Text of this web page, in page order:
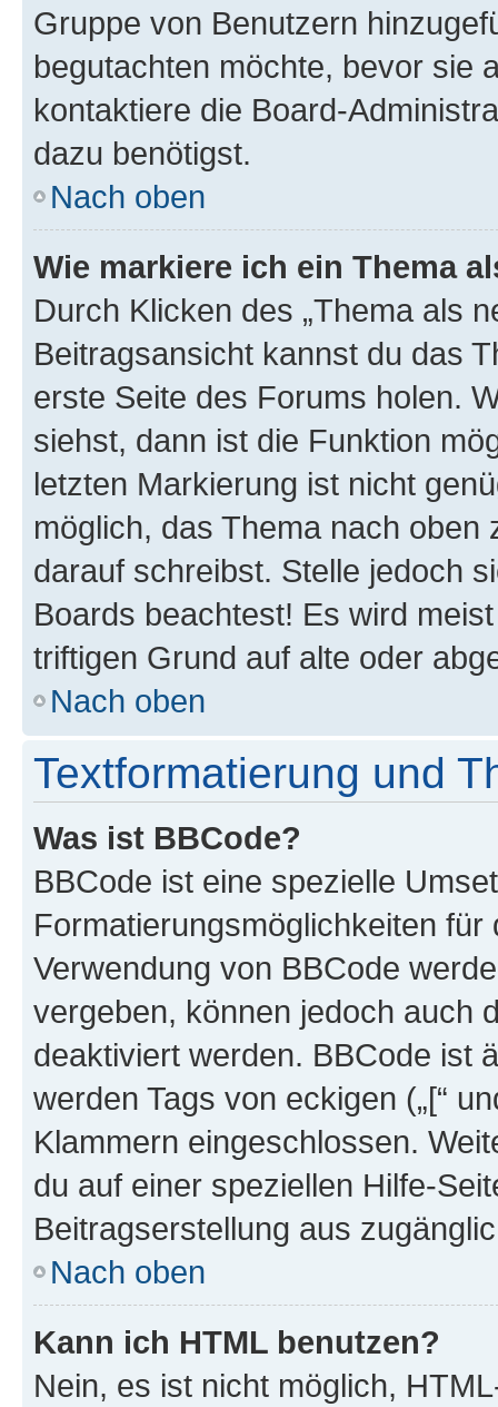
Gruppe von Benutzern
begutachten möchte, bevor sie
kontaktiere die Board-
dazu benötigst.
Nach oben
Wie markiere ich ein Thema
Durch Klicken des „Thema als
Beitragsansicht kannst du das
erste Seite des Forums holen.
siehst, dann ist die Funktion
letzten Markierung ist nicht
möglich, das Thema nach oben
darauf schreibst. Stelle jedoch
Boards beachtest! Es wird
triftigen Grund auf alte oder
Nach oben
Textformatierung und
Was ist BBCode?
BBCode ist eine spezielle
Formatierungsmöglichkeiten
Verwendung von BBCode
vergeben, können jedoch auch
deaktiviert werden. BBCode ist
werden Tags von eckigen („[“
Klammern eingeschlossen.
du auf einer speziellen Hilfe-
Beitragserstellung aus
Nach oben
Kann ich HTML benutzen?
Nein, es ist nicht möglich,